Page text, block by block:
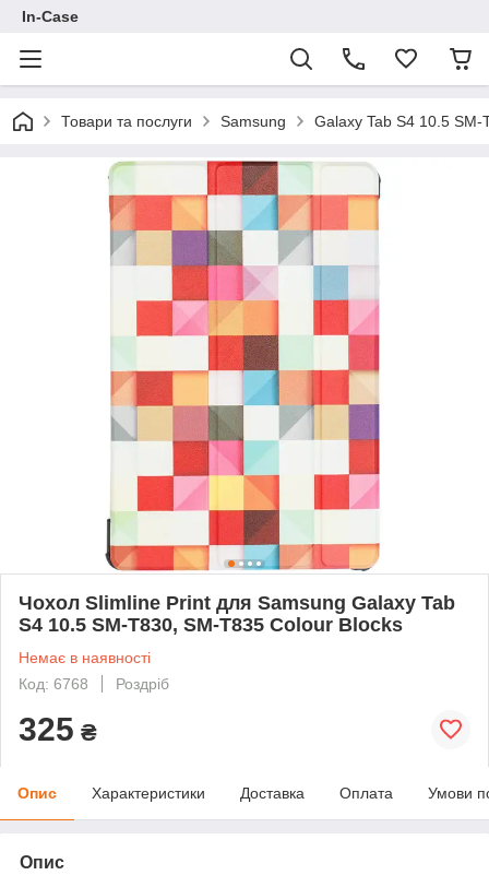
In-Case
Товари та послуги Samsung Galaxy Tab S4 10.5
Чохол Slimline Print для Samsung Galaxy Tab
S4 10.5 SM-T830, SM-T835 Colour Blocks
Немає в наявності
Код: 6768
Роздріб
325 ₴
Опис Характеристики Доставка Оплата Умови
Опис